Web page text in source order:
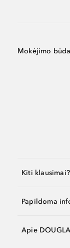
Mokėjimo
Kiti klausimai?
Papildoma
Apie